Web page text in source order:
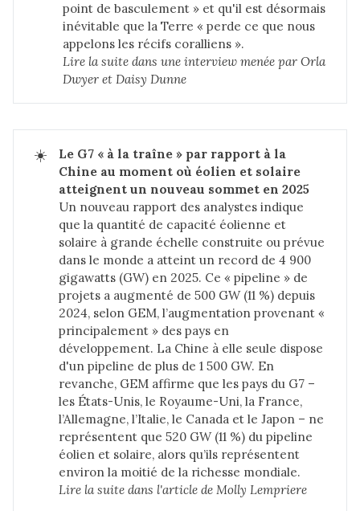
point de basculement » et qu'il est désormais
inévitable que la Terre « perde ce que nous
appelons les récifs coralliens ».
Lire la suite dans une interview menée par Orla
Dwyer et Daisy Dunne
☀️
Le G7 « à la traîne » par rapport à la
Chine au moment où éolien et solaire
atteignent un nouveau sommet en 2025
Un nouveau rapport des analystes indique
que la quantité de capacité éolienne et
solaire à grande échelle construite ou prévue
dans le monde a atteint un record de 4 900
gigawatts (GW) en 2025. Ce « pipeline » de
projets a augmenté de 500 GW (11 %) depuis
2024, selon GEM, l’augmentation provenant «
principalement » des pays en
développement. La Chine à elle seule dispose
d'un pipeline de plus de 1 500 GW. En
revanche, GEM affirme que les pays du G7 –
les États-Unis, le Royaume-Uni, la France,
l’Allemagne, l’Italie, le Canada et le Japon – ne
représentent que 520 GW (11 %) du pipeline
éolien et solaire, alors qu’ils représentent
environ la moitié de la richesse mondiale.
Lire la suite dans l'article de Molly Lempriere